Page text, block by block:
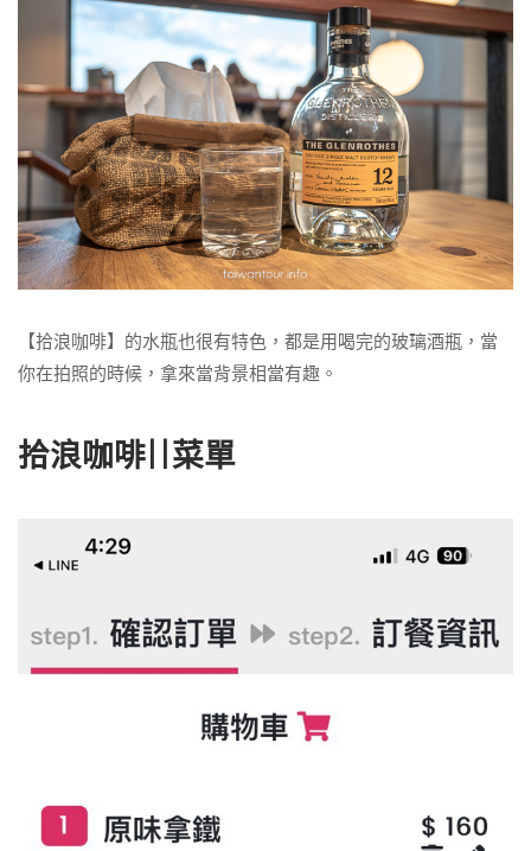
【拾浪咖啡】的水瓶也很有特色，都是用喝完的玻璃酒瓶，當
你在拍照的時候，拿來當背景相當有趣。
拾浪咖啡||菜單